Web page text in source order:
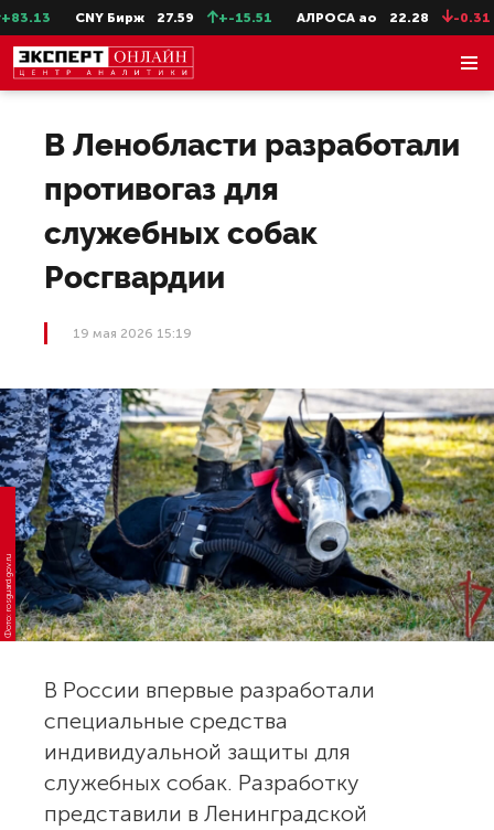
CNY Бирж 27.59 +-15.51 АЛРОСА ао 22.28 -0.31
В Ленобласти разработали
противогаз для
служебных собак
Росгвардии
19 мая 2026 15:19
Фото: rosguard.gov.ru
В России впервые разработали
специальные средства
индивидуальной защиты для
служебных собак. Разработку
представили в Ленинградской